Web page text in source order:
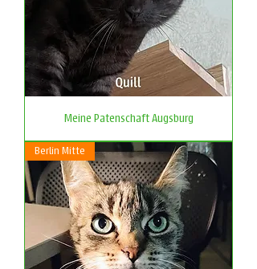
Meine Patenschaft Augsburg
Berlin Mitte